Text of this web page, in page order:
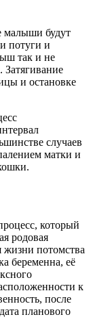
малыши будут
потуги и
так и не
Затягивание
и остановке
случаев
матки и
который
родовая
жизни потомства
беременна, её
к
после
планового